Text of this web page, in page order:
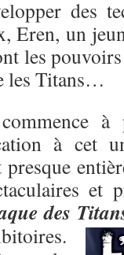
des
Eren, un
les
les Titans…
à
à cet
et
des